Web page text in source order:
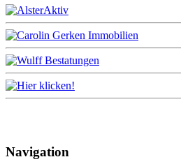
Navigation